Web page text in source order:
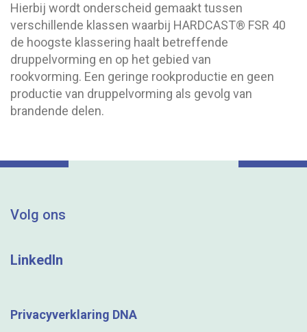
Hierbij wordt onderscheid gemaakt tussen
verschillende klassen waarbij HARDCAST® FSR 40
de hoogste klassering haalt betreffende
druppelvorming en op het gebied van
rookvorming. Een geringe rookproductie en geen
productie van druppelvorming als gevolg van
brandende delen.
Volg ons
LinkedIn
Privacyverklaring DNA